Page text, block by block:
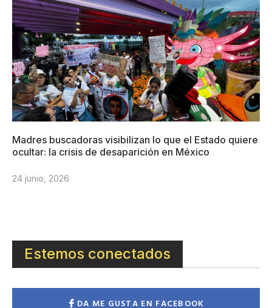
Madres buscadoras visibilizan lo que el Estado quiere
ocultar: la crisis de desaparición en México
24 junio, 2026
Estemos conectados
DA ME GUSTA EN FACEBOOK